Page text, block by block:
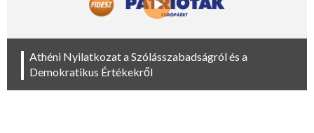
Athéni Nyilatkozat a Szólásszabadságról és a
Demokratikus Értékekről